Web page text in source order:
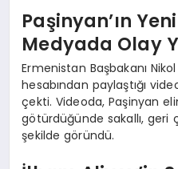
Paşinyan’ın
Medyada Olay
Ermenistan Başbakanı
hesabından paylaştığı
çekti. Videoda, Paşinyan
götürdüğünde sakallı, geri
şekilde göründü.